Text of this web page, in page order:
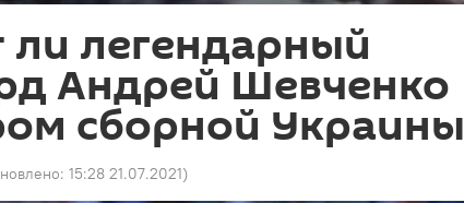
ли легендарный
Андрей Шевченко
сборной Украины
15:28 21.07.2021)